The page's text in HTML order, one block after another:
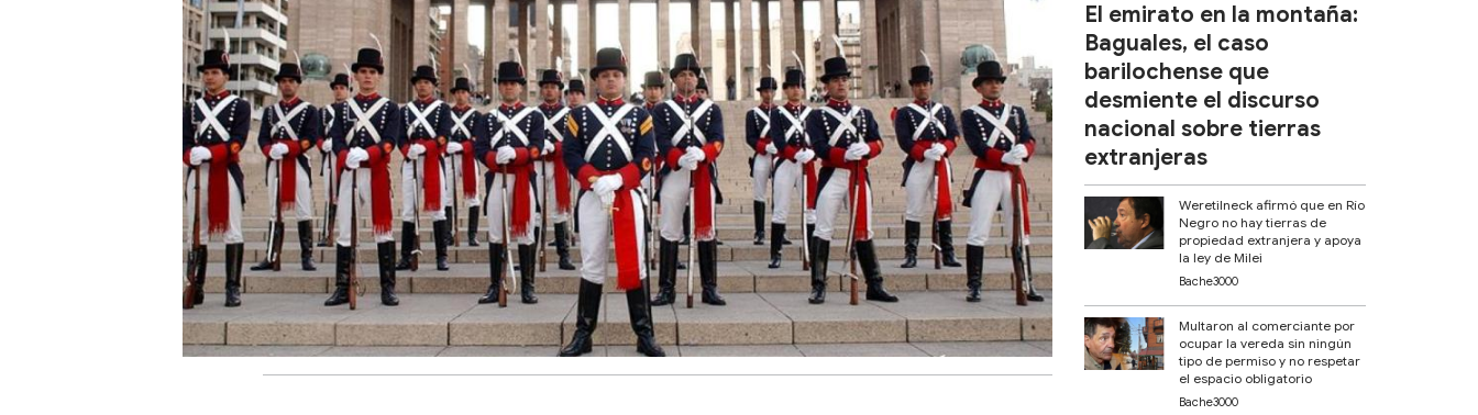
El emirato en la montaña:
Baguales, el caso
barilochense que
desmiente el discurso
nacional sobre tierras
extranjeras
Weretilneck afirmó que en Río
Negro no hay tierras de
propiedad extranjera y apoya
la ley de Milei
Bache3000
Multaron al comerciante por
ocupar la vereda sin ningún
tipo de permiso y no respetar
el espacio obligatorio
Bache3000